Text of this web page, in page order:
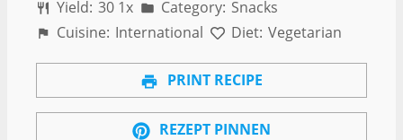
Yield: 30 1x Category: Snacks
Cuisine: International Diet: Vegetarian
PRINT RECIPE
REZEPT PINNEN